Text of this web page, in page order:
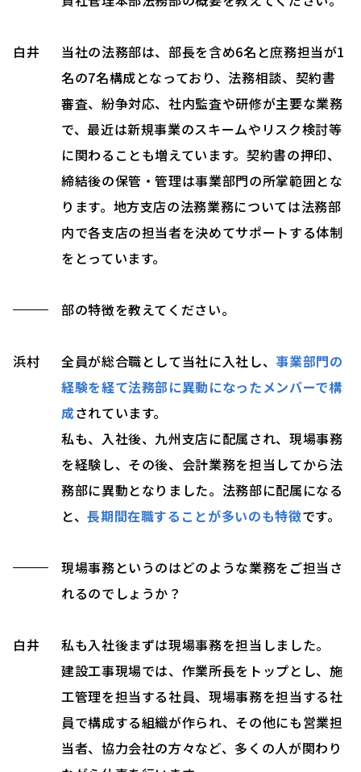
白井
当社の法務部は、部長を含め6名と庶務担当が1
名の7名構成となっており、法務相談、契約書
審査、紛争対応、社内監査や研修が主要な業務
で、最近は新規事業のスキームやリスク検討等
に関わることも増えています。契約書の押印、
締結後の保管・管理は事業部門の所掌範囲とな
ります。地方支店の法務業務については法務部
内で各支店の担当者を決めてサポートする体制
をとっています。
部の特徴を教えてください。
浜村 全員が総合職として当社に入社し、事業部門の
経験を経て法務部に異動になったメンバーで構
成されています。
私も、入社後、九州支店に配属され、現場事務
を経験し、その後、会計業務を担当してから法
務部に異動となりました。法務部に配属になる
と、長期間在職することが多いのも特徴です。
現場事務というのはどのような業務をご担当さ
れるのでしょうか？
白井 私も入社後まずは現場事務を担当しました。
建設工事現場では、作業所長をトップとし、施
工管理を担当する社員、現場事務を担当する社
員で構成する組織が作られ、その他にも営業担
当者、協力会社の方々など、多くの人が関わり